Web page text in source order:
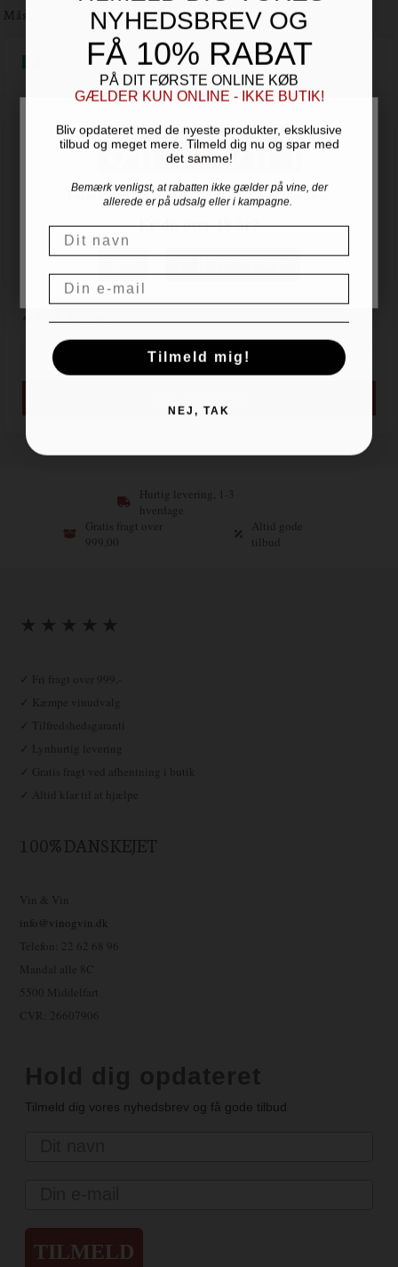
For at handle hos Vinogvin.dk skal du være over 18 år.
Er du over 18 år?
Måske du også er interesseret i
2017 Barolo Experience - 5 vine i trækasse
Gianni Gagliardo - Piemonte
4.599,00 DKK
Hurtig levering, 1-3
hverdage
Gratis fragt over
999,00
Altid gode
tilbud
★ ★ ★ ★ ★
✓ Fri fragt over 999,-
✓ Kæmpe vinudvalg
✓ Tilfredshedsgaranti
✓ Lynhurtig levering
✓ Gratis fragt ved afhentning i butik
✓ Altid klar til at hjælpe
100% DANSKEJET
Vin & Vin
info@vinogvin.dk
Telefon: 22 62 68 96
Mandal alle 8C
5500 Middelfart
CVR: 26607906
Tilmeld dig vores nyhedsbrev og få gode tilbud
TILMELD
NYHEDSBREV OG
FÅ 10% RABAT
PÅ DIT FØRSTE ONLINE KØB
GÆLDER KUN ONLINE - IKKE BUTIK!
Bliv opdateret med de nyeste produkter, eksklusive
tilbud og meget mere. Tilmeld dig nu og spar med
det samme!
Bemærk venligst, at rabatten ikke gælder på vine, der
allerede er på udsalg eller i kampagne.
Navn
Email
Tilmeld mig!
NEJ, TAK